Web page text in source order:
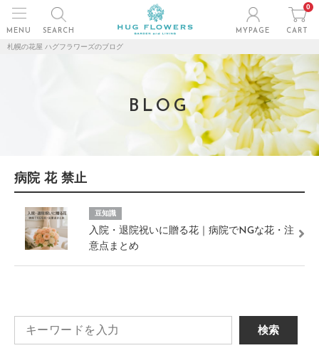
MENU SEARCH MYPAGE
0
CART
札幌の花屋 ハグフラワーズのブログ
BLOG
病院 花 禁止
豆知識
入院・退院祝いに贈る花｜病院でNGな花・注
意点まとめ